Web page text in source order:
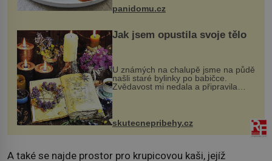
panidomu.cz
Jak jsem opustila svoje tělo
U známých na chalupě jsme na půdě
našli staré bylinky po babičce.
Zvědavost mi nedala a připravila
jsem si z nich lektvar… Zimní pobyt
na chalupě se pro mě vlastní vinou
změnil v děsivý zážitek, na kt...
skutecnepribehy.cz
A také se najde prostor pro krupicovou kaši, jejíž